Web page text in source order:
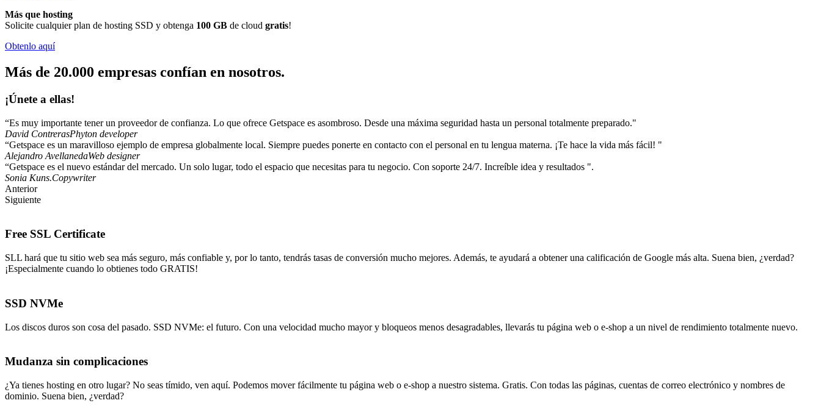
Más que hosting
Solicite cualquier plan de hosting SSD y obtenga 100 GB de cloud gratis!
Obtenlo aquí
Más de 20.000 empresas confían en nosotros.
¡Únete a ellas!
“Es muy importante tener un proveedor de confianza. Lo que ofrece Getspace es asombroso. Desde una máxima seguridad hasta un personal totalmente preparado."
David ContrerasPhyton developer
“Getspace es un maravilloso ejemplo de empresa globalmente local. Siempre puedes ponerte en contacto con el personal en tu lengua materna. ¡Te hace la vida más fácil! "
Alejandro AvellanedaWeb designer
“Getspace es el nuevo estándar del mercado. Un solo lugar, todo el espacio que necesitas para tu negocio. Con soporte 24/7. Increíble idea y resultados ".
Sonia Kuns.Copywriter
Anterior
Siguiente
Free SSL Certificate
SLL hará que tu sitio web sea más seguro, más confiable y, por lo tanto, tendrás tasas de conversión mucho mejores. Además, te ayudará a obtener una calificación de Google más alta. Suena bien, ¿verdad?
¡Especialmente cuando lo obtienes todo GRATIS!
SSD NVMe
Los discos duros son cosa del pasado. SSD NVMe: el futuro. Con una velocidad mucho mayor y bloqueos menos desagradables, llevarás tu página web o e-shop a un nivel de rendimiento totalmente nuevo.
Mudanza sin complicaciones
¿Ya tienes hosting en otro lugar? No seas tímido, ven aquí. Podemos mover fácilmente tu página web o e-shop a nuestro sistema. Gratis. Con todas las páginas, cuentas de correo electrónico y nombres de
dominio. Suena bien, ¿verdad?